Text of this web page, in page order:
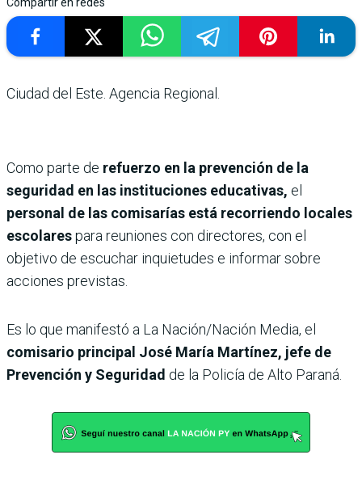
Ciudad del Este. Agencia Regional.
Como parte de refuerzo en la prevención de la
seguridad en las instituciones educativas, el
personal de las comisarías está recorriendo locales
escolarespara reuniones con directores, con el
objetivo de escuchar inquietudes e informar sobre
acciones previstas.
Es lo que manifestó a La Nación/Nación Media, el
comisario principal José María Martínez, jefe de
Prevención y Seguridad de la Policía de Alto Paraná.